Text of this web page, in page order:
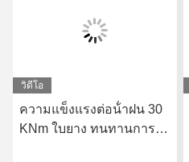
วิดีโอ
ความแข็งแรงต่อน้ําฝน 30
KNm ใบยาง ทนทานการ